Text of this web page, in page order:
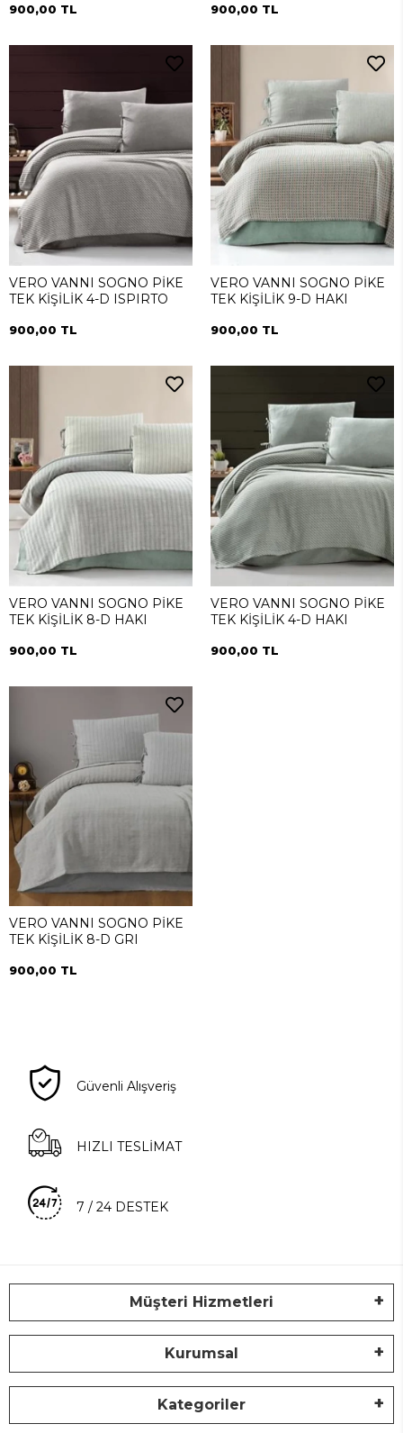
900,00 TL 900,00 TL
VERO VANNI SOGNO PİKE
TEK KİŞİLİK 4-D ISPIRTO
900,00 TL
VERO VANNI SOGNO PİKE
TEK KİŞİLİK 9-D HAKI
900,00 TL
VERO VANNI SOGNO PİKE
TEK KİŞİLİK 8-D HAKI
900,00 TL
VERO VANNI SOGNO PİKE
TEK KİŞİLİK 4-D HAKI
900,00 TL
VERO VANNI SOGNO PİKE
TEK KİŞİLİK 8-D GRI
900,00 TL
Güvenli Alışveriş
HIZLI TESLİMAT
7 / 24 DESTEK
Müşteri Hizmetleri
Kurumsal
Kategoriler